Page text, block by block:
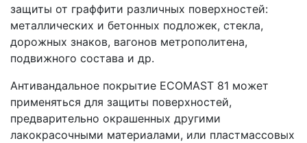
защиты от граффити различных поверхностей:
металлических и бетонных подложек, стекла,
дорожных знаков, вагонов метрополитена,
подвижного состава и др.
Антивандальное покрытие ECOMAST 81 может
применяться для защиты поверхностей,
предварительно окрашенных другими
лакокрасочными материалами, или пластмассовых